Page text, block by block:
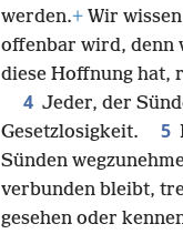
werden.+ Wir
offenbar wird, denn
diese Hoffnung hat,
4 Jeder, der
Gesetzlosigkeit.
5
Sünden
verbunden bleibt,
gesehen oder